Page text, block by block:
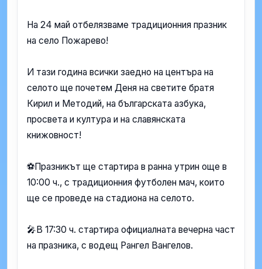
На 24 май отбелязваме традиционния празник
на село Пожарево!
И тази година всички заедно на центъра на
селото ще почетем Деня на светите братя
Кирил и Методий, на българската азбука,
просвета и култура и на славянската
книжовност!
⚽Празникът ще стартира в ранна утрин още в
10:00 ч., с традиционния футболен мач, които
ще се проведе на стадиона на селото.
🎤В 17:30 ч. стартира официалната вечерна част
на празника, с водещ Рангел Вангелов.